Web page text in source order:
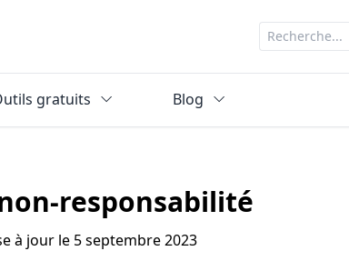
gratuits Blog
responsabilité
à jour le 5 septembre 2023